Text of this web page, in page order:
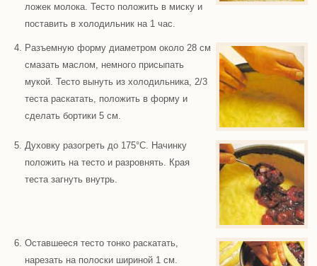
ложек молока. Тесто положить в миску и
поставить в холодильник на 1 час.
Разъемную форму диаметром около 28 см
смазать маслом, немного присыпать
мукой. Тесто вынуть из холодильника, 2/3
теста раскатать, положить в форму и
сделать бортики 5 см.
Духовку разогреть до 175°С. Начинку
положить на тесто и разровнять. Края
теста загнуть внутрь.
Оставшееся тесто тонко раскатать,
нарезать на полоски шириной 1 см.